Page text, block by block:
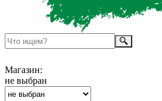
Магазин:
не выбран